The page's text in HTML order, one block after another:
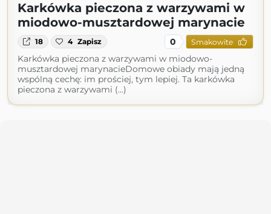
Karkówka pieczona z warzywami w
miodowo-musztardowej marynacie
18 4 Zapisz 0 Smakowite
Karkówka pieczona z warzywami w miodowo-
musztardowej marynacieDomowe obiady mają jedną
wspólną cechę: im prościej, tym lepiej. Ta karkówka
pieczona z warzywami (...)